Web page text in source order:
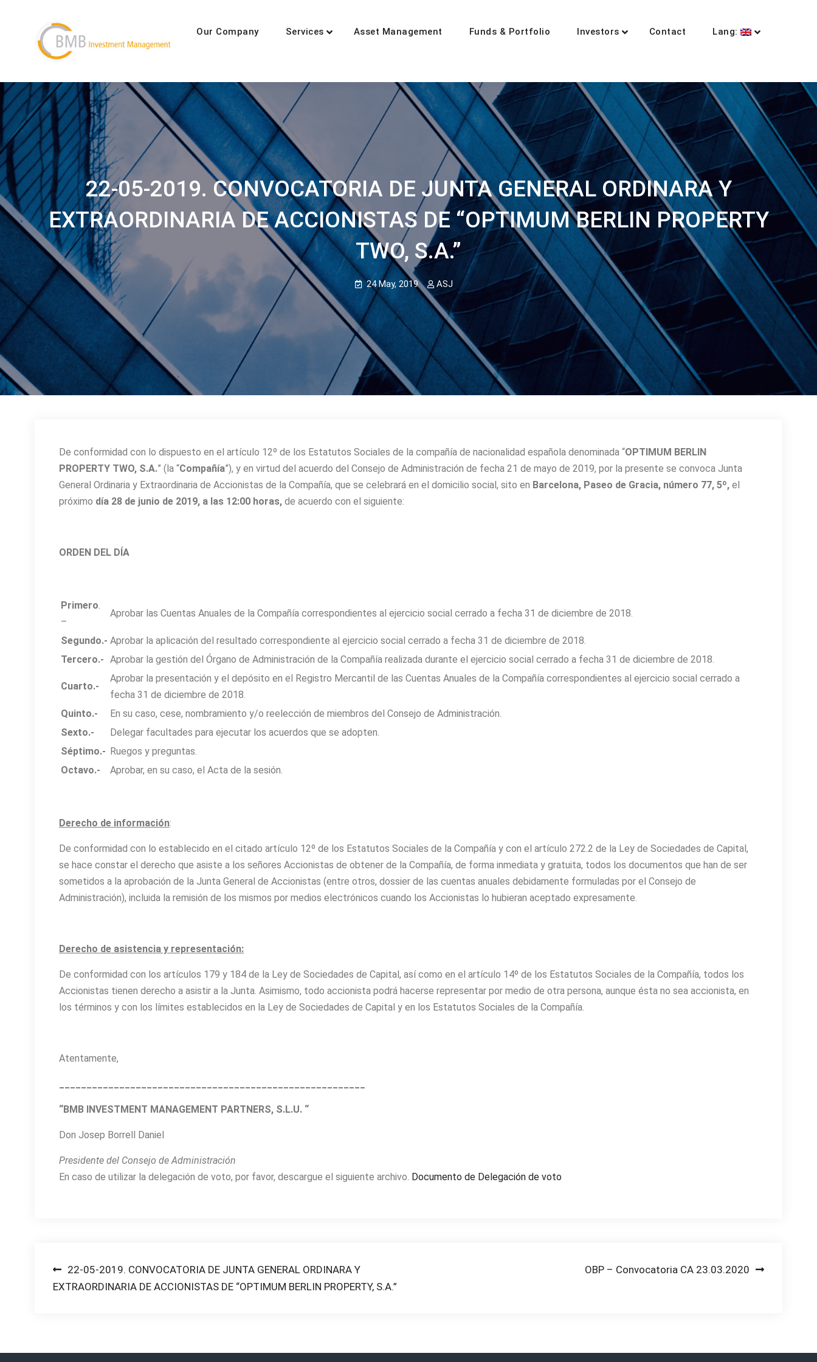
BMB Investment
boutique specialized in wealth management
Our Company Services Asset Management Funds & Portfolio Investors Contact Lang:
22-05-2019. CONVOCATORIA DE JUNTA GENERAL ORDINARA Y
EXTRAORDINARIA DE ACCIONISTAS DE “OPTIMUM BERLIN PROPERTY
TWO, S.A.”
24 May, 2019 ASJ
De conformidad con lo dispuesto en el artículo 12º de los Estatutos Sociales de la compañía de nacionalidad española denominada “OPTIMUM BERLIN
PROPERTY TWO, S.A.” (la “Compañía”), y en virtud del acuerdo del Consejo de Administración de fecha 21 de mayo de 2019, por la presente se convoca Junta
General Ordinaria y Extraordinaria de Accionistas de la Compañía, que se celebrará en el domicilio social, sito en Barcelona, Paseo de Gracia, número 77, 5º, el
próximo día 28 de junio de 2019, a las 12:00 horas, de acuerdo con el siguiente:
ORDEN DEL DÍA
Primero
–
Aprobar las Cuentas Anuales de la Compañía correspondientes al ejercicio social cerrado a fecha 31 de diciembre de 2018.
Segundo.- Aprobar la aplicación del resultado correspondiente al ejercicio social cerrado a fecha 31 de diciembre de 2018.
Tercero.- Aprobar la gestión del Órgano de Administración de la Compañía realizada durante el ejercicio social cerrado a fecha 31 de diciembre de 2018.
Cuarto.-
Aprobar la presentación y el depósito en el Registro Mercantil de las Cuentas Anuales de la Compañía correspondientes al ejercicio social cerrado a
fecha 31 de diciembre de 2018.
Quinto.-
En su caso, cese, nombramiento y/o reelección de miembros del Consejo de Administración.
Sexto.-
Delegar facultades para ejecutar los acuerdos que se adopten.
Séptimo.- Ruegos y preguntas.
Octavo.-
Aprobar, en su caso, el Acta de la sesión.
Derecho de información:
De conformidad con lo establecido en el citado artículo 12º de los Estatutos Sociales de la Compañía y con el artículo 272.2 de la Ley de Sociedades de Capital,
se hace constar el derecho que asiste a los señores Accionistas de obtener de la Compañía, de forma inmediata y gratuita, todos los documentos que han de ser
sometidos a la aprobación de la Junta General de Accionistas (entre otros, dossier de las cuentas anuales debidamente formuladas por el Consejo de
Administración), incluida la remisión de los mismos por medios electrónicos cuando los Accionistas lo hubieran aceptado expresamente.
Derecho de asistencia y representación:
De conformidad con los artículos 179 y 184 de la Ley de Sociedades de Capital, así como en el artículo 14º de los Estatutos Sociales de la Compañía, todos los
Accionistas tienen derecho a asistir a la Junta. Asimismo, todo accionista podrá hacerse representar por medio de otra persona, aunque ésta no sea accionista, en
los términos y con los límites establecidos en la Ley de Sociedades de Capital y en los Estatutos Sociales de la Compañía.
Atentamente,
“BMB INVESTMENT MANAGEMENT PARTNERS, S.L.U. “
Don Josep Borrell Daniel
Presidente del Consejo de Administración
En caso de utilizar la delegación de voto, por favor, descargue el siguiente archivo. Documento de Delegación de voto
Post
navigation
22-05-2019. CONVOCATORIA DE JUNTA GENERAL ORDINARA Y
EXTRAORDINARIA DE ACCIONISTAS DE “OPTIMUM BERLIN PROPERTY, S.A.”
OBP – Convocatoria CA 23.03.2020